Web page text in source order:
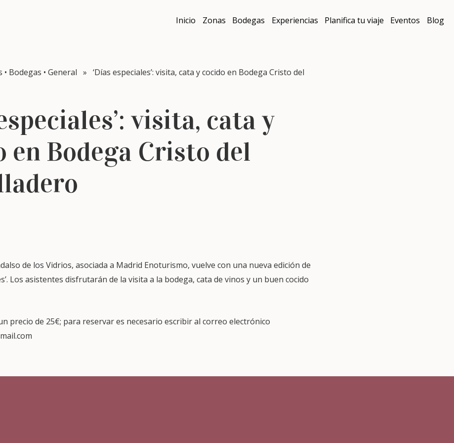
Inicio Zonas Bodegas Experiencias Planifica tu viaje Eventos Blog
• Bodegas • General » ‘Días especiales’: visita, cata y cocido en Bodega Cristo del
visita, cata y
en Bodega Cristo del
de los Vidrios, asociada a Madrid Enoturismo, vuelve con una nueva edición de
Los asistentes disfrutarán de la visita a la bodega, cata de vinos y un buen cocido
precio de 25€; para reservar es necesario escribir al correo electrónico